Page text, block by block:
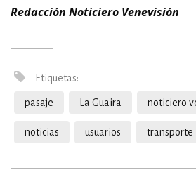
Redacción Noticiero Venevisión
Etiquetas:
pasaje La Guaira noticiero
noticias usuarios transporte